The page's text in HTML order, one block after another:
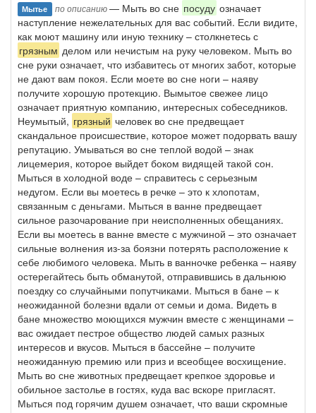
Мытье по описанию— Мыть во сне посуду означает
наступление нежелательных для вас событий. Если видите,
как моют машину или иную технику – столкнетесь с
грязным делом или нечистым на руку человеком. Мыть во
сне руки означает, что избавитесь от многих забот, которые
не дают вам покоя. Если моете во сне ноги – наяву
получите хорошую протекцию. Вымытое свежее лицо
означает приятную компанию, интересных собеседников.
Неумытый, грязный человек во сне предвещает
скандальное происшествие, которое может подорвать вашу
репутацию. Умываться во сне теплой водой – знак
лицемерия, которое выйдет боком видящей такой сон.
Мыться в холодной воде – справитесь с серьезным
недугом. Если вы моетесь в речке – это к хлопотам,
связанным с деньгами. Мыться в ванне предвещает
сильное разочарование при неисполненных обещаниях.
Если вы моетесь в ванне вместе с мужчиной – это означает
сильные волнения из-за боязни потерять расположение к
себе любимого человека. Мыть в ванночке ребенка – наяву
остерегайтесь быть обманутой, отправившись в дальнюю
поездку со случайными попутчиками. Мыться в бане – к
неожиданной болезни вдали от семьи и дома. Видеть в
бане множество моющихся мужчин вместе с женщинами –
вас ожидает пестрое общество людей самых разных
интересов и вкусов. Мыться в бассейне – получите
неожиданную премию или приз и всеобщее восхищение.
Мыть во сне животных предвещает крепкое здоровье и
обильное застолье в гостях, куда вас вскоре пригласят.
Мыться под горячим душем означает, что ваши скромные